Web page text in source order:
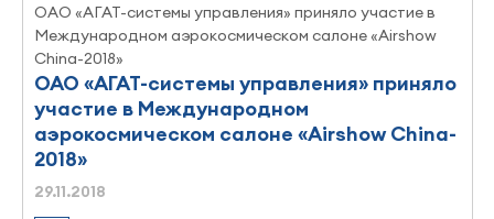
ОАО «АГАТ-системы управления» приняло участие в
Международном аэрокосмическом салоне «Airshow
China-2018»
ОАО «АГАТ-системы управления» приняло
участие в Международном
аэрокосмическом салоне «Airshow China-
2018»
29.11.2018